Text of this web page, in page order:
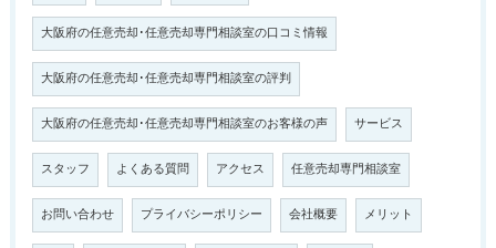
大阪府の任意売却･任意売却専門相談室の口コミ情報
大阪府の任意売却･任意売却専門相談室の評判
大阪府の任意売却･任意売却専門相談室のお客様の声 サービス
スタッフ よくある質問 アクセス 任意売却専門相談室
お問い合わせ プライバシーポリシー 会社概要 メリット